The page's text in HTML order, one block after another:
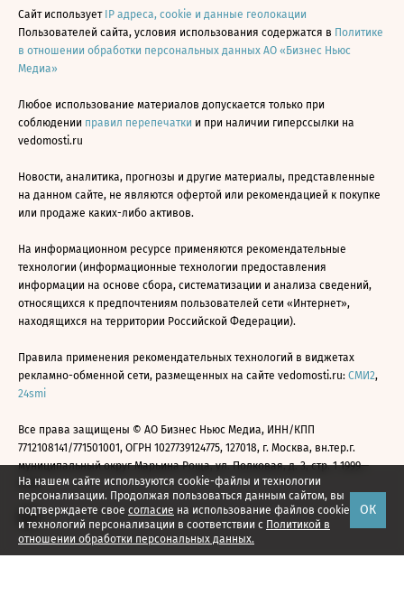
На нашем сайте используются cookie-файлы и технологии
персонализации. Продолжая пользоваться данным сайтом, вы
подтверждаете свое согласие на использование файлов cookie
и технологий персонализации в соответствии с Политикой в
отношении обработки персональных данных.
ОК
Сайт использует IP адреса, cookie и данные геолокации
Пользователей сайта, условия использования содержатся в Политике
в отношении обработки персональных данных АО «Бизнес Ньюс
Медиа»
Любое использование материалов допускается только при
соблюдении правил перепечатки и при наличии гиперссылки на
vedomosti.ru
Новости, аналитика, прогнозы и другие материалы, представленные
на данном сайте, не являются офертой или рекомендацией к покупке
или продаже каких-либо активов.
На информационном ресурсе применяются рекомендательные
технологии (информационные технологии предоставления
информации на основе сбора, систематизации и анализа сведений,
относящихся к предпочтениям пользователей сети «Интернет»,
находящихся на территории Российской Федерации).
Правила применения рекомендательных технологий в виджетах
рекламно-обменной сети, размещенных на сайте vedomosti.ru: СМИ2,
24smi
Все права защищены © АО Бизнес Ньюс Медиа, ИНН/КПП
7712108141/771501001, ОГРН 1027739124775, 127018, г. Москва, вн.тер.г.
муниципальный округ Марьина Роща, ул. Полковая, д. 3, стр. 1 1999—
2026